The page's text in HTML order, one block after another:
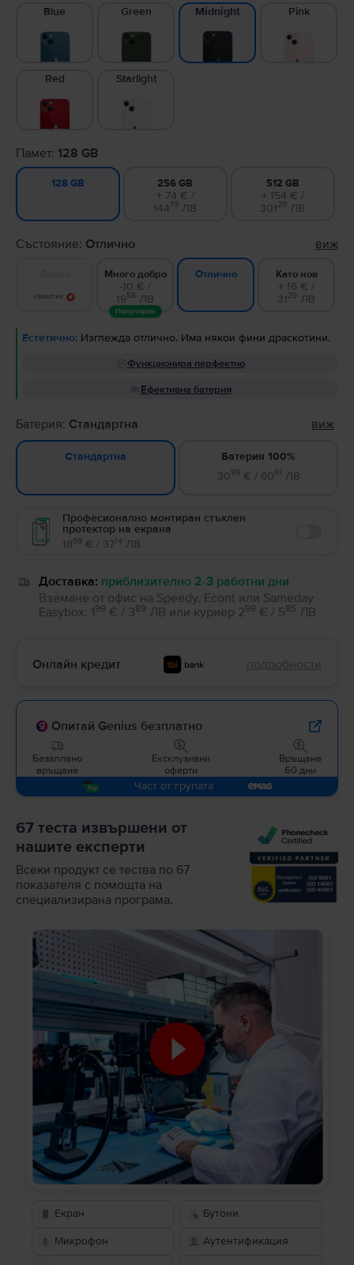
Blue Green Midnight Pink
Red Starlight
Памет: 128 GB
128 GB 256 GB
+ 74 € /
14473 ЛВ
512 GB
+ 154 € /
30120 ЛВ
Състояние: Отлично виж
Известие
Много добро
-10 € /
1956 ЛВ
Популярен
Отлично Като нов
+ 16 € /
3129 ЛВ
Естетично: Изглежда отлично. Има някои фини драскотини.
Функционира перфектно
Ефективна батерия
Батерия: Стандартна виж
Стандартна
Батерия 100%
3099€ / 6061 ЛВ
Професионално монтиран стъклен
протектор на екрана
1899 € / 3714 ЛВ
Доставка: приблизително 2-3 работни дни
Вземане от офис на Speedy, Econt или Sameday
Easybox: 199 € / 389 ЛВ или куриер 299 € / 585 ЛВ
Онлайн кредит подробности
Опитай Genius безплатно
Безаплано
връщане
Ексклузивни
оферти
Връщане
60 дни
Част от групата
67 теста извършени от
нашите експерти
Всеки продукт се тества по 67
показателя с помощта на
специализирана програма.
Екран Бутони
Микрофон Аутентификация